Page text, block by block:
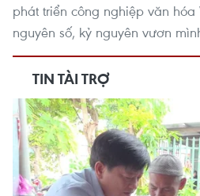
phát triển công nghiệp văn
nguyên số, kỷ nguyên vươn